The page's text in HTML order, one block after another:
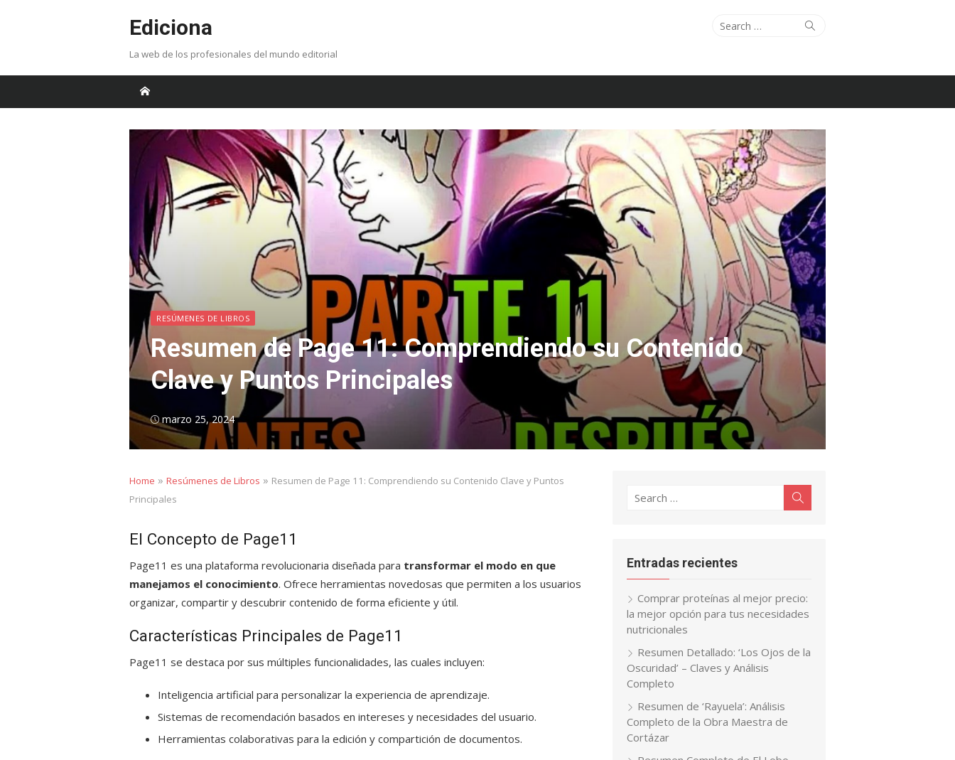
Ediciona
La web de los profesionales del mundo editorial
Search
Search
RESÚMENES DE LIBROS
Resumen de Page 11: Comprendiendo su Contenido
Clave y Puntos Principales
Posted
on
marzo 25, 2024
Home » Resúmenes de Libros » Resumen de Page 11: Comprendiendo su Contenido Clave y Puntos
Principales
El Concepto de Page11
Page11 es una plataforma revolucionaria diseñada para transformar el modo en que
manejamos el conocimiento. Ofrece herramientas novedosas que permiten a los usuarios
organizar, compartir y descubrir contenido de forma eficiente y útil.
Características Principales de Page11
Page11 se destaca por sus múltiples funcionalidades, las cuales incluyen:
Inteligencia artificial para personalizar la experiencia de aprendizaje.
Sistemas de recomendación basados en intereses y necesidades del usuario.
Herramientas colaborativas para la edición y compartición de documentos.
Search
Entradas recientes
Comprar proteínas al mejor precio:
la mejor opción para tus necesidades
nutricionales
Resumen Detallado: ‘Los Ojos de la
Oscuridad’ – Claves y Análisis
Completo
Resumen de ‘Rayuela’: Análisis
Completo de la Obra Maestra de
Cortázar